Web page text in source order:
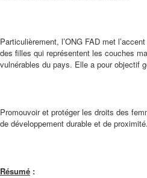
Particulièrement, l’ONG FAD met
des filles qui représentent les couches
vulnérables du pays. Elle a pour objectif
Promouvoir et protéger les droits des
de développement durable et de proximité.
Résumé :